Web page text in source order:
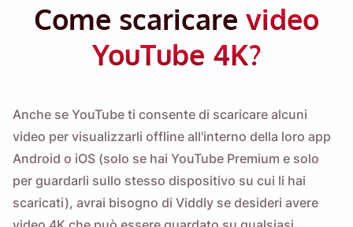
Come scaricare video
YouTube 4K?
Anche se YouTube ti consente di scaricare alcuni
video per visualizzarli offline all'interno della loro app
Android o iOS (solo se hai YouTube Premium e solo
per guardarli sullo stesso dispositivo su cui li hai
scaricati), avrai bisogno di Viddly se desideri avere